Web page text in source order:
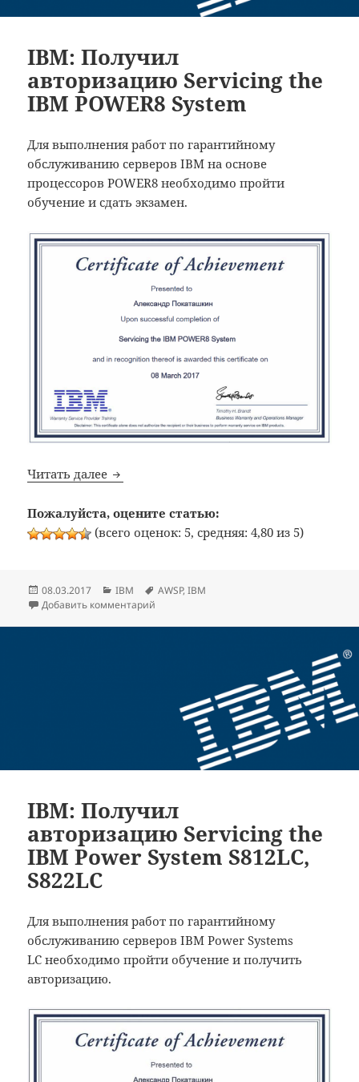
IBM: Получил
авторизацию Servicing the
IBM POWER8 System
Для выполнения работ по гарантийному
обслуживанию серверов IBM на основе
процессоров POWER8 необходимо пройти
обучение и сдать экзамен.
Читать далее IBM: Получил авторизацию Servicing the
Пожалуйста, оцените статью:
(всего оценок: 5, средняя: 4,80 из 5)
Опубликовано
08.03.2017 Рубрики
IBM Метки
AWSP,IBM
Добавить комментарий
IBM: Получил
авторизацию Servicing the
IBM Power System S812LC,
S822LC
Для выполнения работ по гарантийному
обслуживанию серверов IBM Power Systems
LC необходимо пройти обучение и получить
авторизацию.